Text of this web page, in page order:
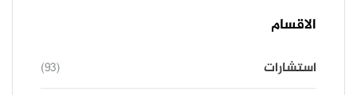
الاقسام
استشارات
(93)